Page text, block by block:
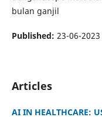
bulan ganjil
Published: 23-06-2023
Articles
AI IN HEALTHCARE: